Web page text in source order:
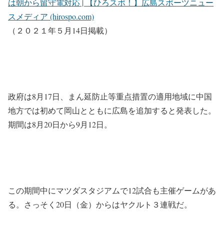
は朝から留守電対応 | 【ひろスポ！】広島スポーツニュー
スメディア (hirospo.com)
（２０２１年５月14日掲載）
政府は8月17日、まん延防止等重点措置の適用地域に中国
地方では初めて岡山とともに広島を追加すると発表した。
期間は8月20日から9月12日。
この期間中にマツダスタジアムで12試合も主催ゲームがあ
る。さっそく20日（金）からはヤクルト３連戦だ。